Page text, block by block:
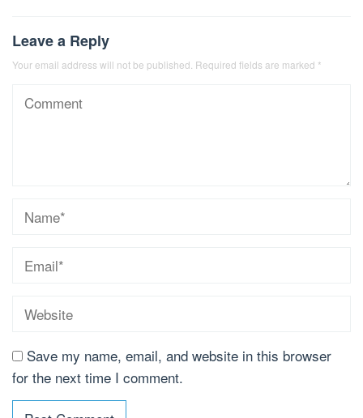
Leave a Reply
Your email address will not be published. Required fields are marked *
Save my name, email, and website in this browser
for the next time I comment.